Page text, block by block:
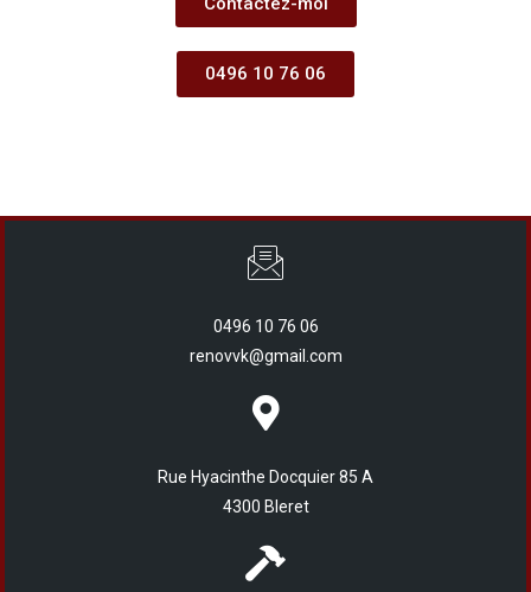
0496 10 76 06
0496 10 76 06
renovvk@gmail.com
Rue Hyacinthe Docquier 85 A
4300 Bleret